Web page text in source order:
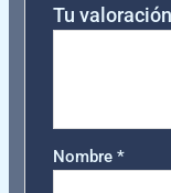
Tu valoración
Nombre *